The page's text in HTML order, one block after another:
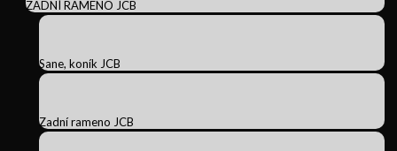
ZADNÍ RAMENO JCB
Sane, koník JCB
Zadní rameno JCB